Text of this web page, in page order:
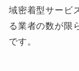
域密着型サービ
る業者の数が限
です。